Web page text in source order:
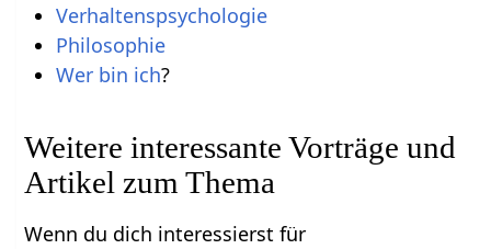
Verhaltenspsychologie
Philosophie
Wer bin ich?
Weitere interessante Vorträge und
Artikel zum Thema
Wenn du dich interessierst für